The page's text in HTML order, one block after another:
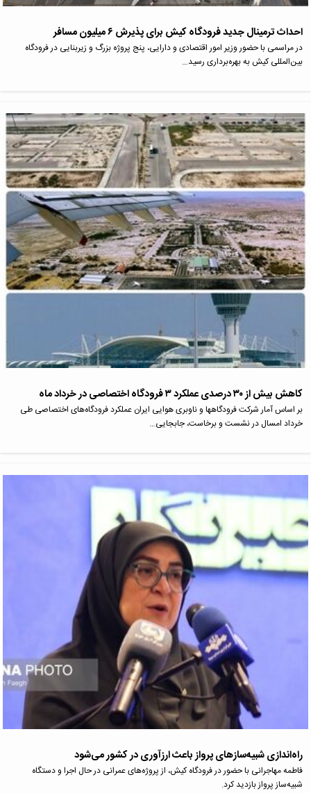
احداث ترمینال جدید فرودگاه کیش برای پذیرش ۶ میلیون مسافر
در مراسمی با حضور وزیر امور اقتصادی و دارایی، پنج پروژه بزرگ و زیربنایی در فرودگاه
بین‌المللی کیش به بهره‌برداری رسید…
کاهش بیش از ۳۰ درصدی عملکرد ۳ فرودگاه اختصاصی در خرداد ماه
بر اساس آمار شرکت فرودگاهها و ناوبری هوایی ایران عملکرد فرودگاه‌های اختصاصی طی
خرداد امسال در نشست و برخاست، جابجایی…
راه‌اندازی شبیه‌سازهای پرواز باعث ارزآوری در کشور می‌شود
فاطمه مهاجرانی با حضور در فرودگاه کیش، از پروژه‌های عمرانی در حال اجرا و دستگاه
شبیه‌ساز پرواز بازدید کرد.